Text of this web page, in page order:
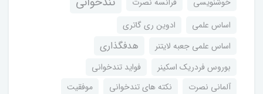
اساس علمی
ادوین ری گاتری
اساس علمی جعبه لایتنر
هدفگذاری
بوروس فردریک اسکینر
فواید تندخوانی
آلمانی نصرت
نکته های تندخوانی
موفقیت